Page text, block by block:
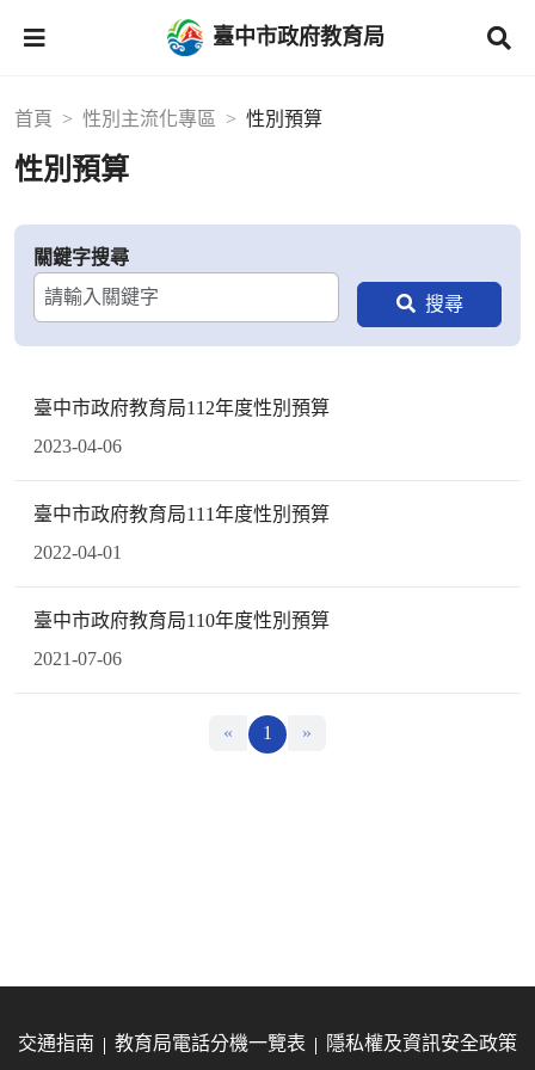
臺中市政府教育局
首頁 性別主流化專區 性別預算
性別預算
關鍵字搜尋
臺中市政府教育局112年度性別預算
2023-04-06
臺中市政府教育局111年度性別預算
2022-04-01
臺中市政府教育局110年度性別預算
2021-07-06
« 1 »
交通指南 教育局電話分機一覽表 隱私權及資訊安全政策